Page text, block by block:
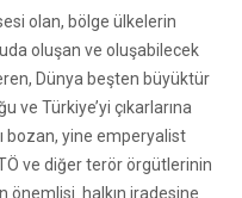
olan, bölge ülkelerin
oluşan ve oluşabilecek
Dünya beşten büyüktür
ve Türkiye’yi çıkarlarına
bozan, yine emperyalist
ve diğer terör örgütlerinin
önemlisi halkın iradesine